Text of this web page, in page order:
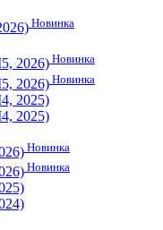
Новинка
2026)Новинка
2026)Новинка
2025)
2025)
Новинка
Новинка